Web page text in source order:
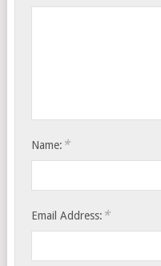
Name: *
Email Address: *